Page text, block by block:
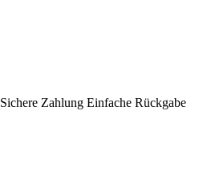
Sichere Zahlung Einfache Rückgabe